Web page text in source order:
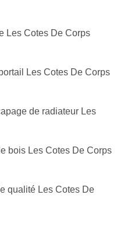
Les Cotes De Corps
Les Cotes De Corps
de radiateur Les
bois Les Cotes De Corps
qualité Les Cotes De